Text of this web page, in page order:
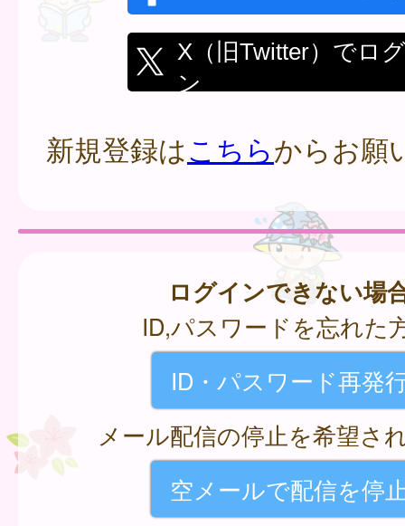
X（旧Twitter）でロ
ン
新規登録はこちらからお願
ログインできない場
ID,パスワードを忘れた
ID・パスワード再発
メール配信の停止を希望さ
空メールで配信を停